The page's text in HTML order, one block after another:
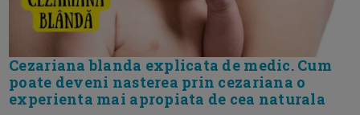
Cezariana blanda explicata de medic. Cum
poate deveni nasterea prin cezariana o
experienta mai apropiata de cea naturala